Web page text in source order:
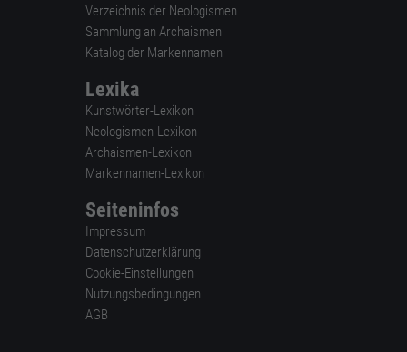
Verzeichnis der Neologismen
Sammlung an Archaismen
Katalog der Markennamen
Lexika
Kunstwörter-Lexikon
Neologismen-Lexikon
Archaismen-Lexikon
Markennamen-Lexikon
Seiteninfos
Impressum
Datenschutzerklärung
Cookie-Einstellungen
Nutzungsbedingungen
AGB